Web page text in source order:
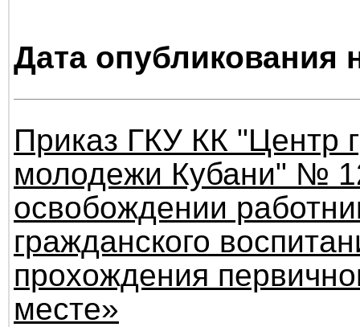
Дата опубликования
Приказ ГКУ КК "Центр
молодежи Кубани" №
освобождении
гражданского
прохождения
месте»